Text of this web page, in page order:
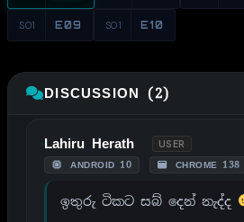
S01 E09 S01 E10
DISCUSSION (2)
Lahiru Herath USER
ANDROID 10 CHROME 138
ඉතුරු ටිකට සබ් දෙන් නැද්ද